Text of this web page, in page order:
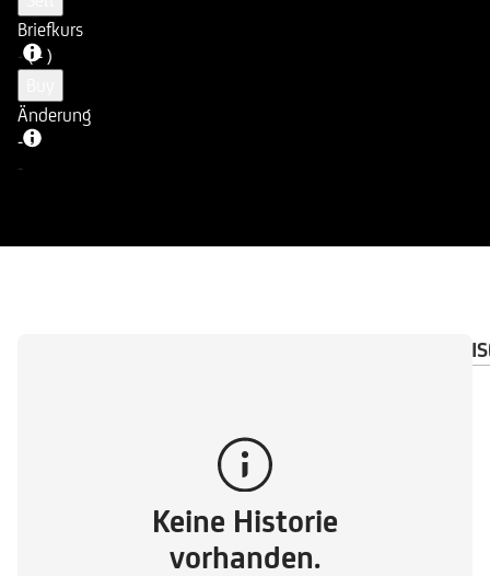
Briefkurs
-( - )
Änderung
--
-
WICHTIGE
Keine Historie
vorhanden.